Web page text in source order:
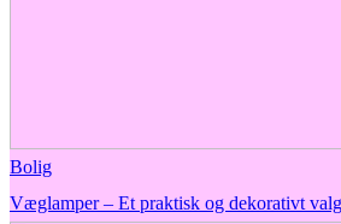
Bolig
Væglamper – Et praktisk og dekorativt